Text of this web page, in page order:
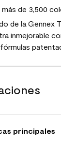
más de 3,500
de la Gennex
inmejorable
principales